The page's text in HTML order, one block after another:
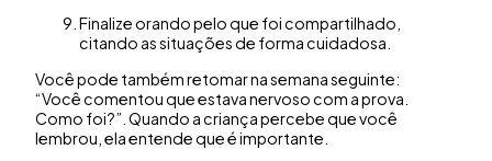
Finalize orando pelo que foi compartilhado,
citando as situações de forma cuidadosa.
Você pode também retomar na semana seguinte:
“Você comentou que estava nervoso com a prova.
Como foi?”. Quando a criança percebe que você
lembrou, ela entende que é importante.